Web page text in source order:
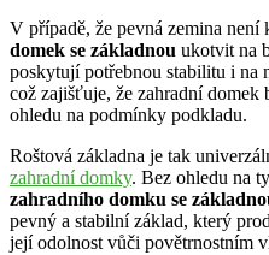
V případě, že pevná zemina není
domek se základnou ukotvit na
poskytují potřebnou stabilitu i na
což zajišťuje, že zahradní domek
ohledu na podmínky podkladu.
Roštová základna je tak
zahradní domky. Bez ohledu na
zahradního domku se
pevný a stabilní základ, který
její odolnost vůči povětrnostním